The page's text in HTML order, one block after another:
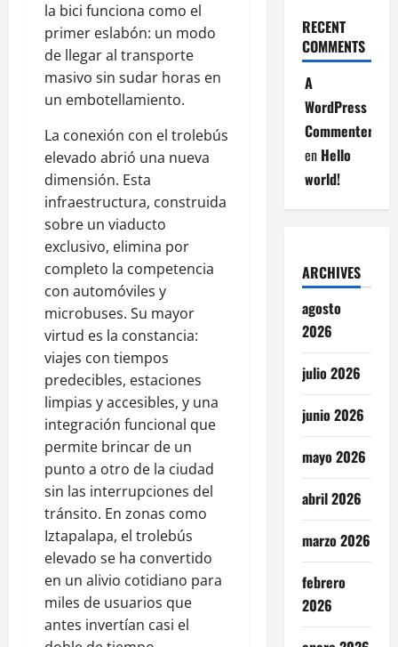
la bici funciona como el
primer eslabón: un modo
de llegar al transporte
masivo sin sudar horas en
un embotellamiento.
La conexión con el trolebús
elevado abrió una nueva
dimensión. Esta
infraestructura, construida
sobre un viaducto
exclusivo, elimina por
completo la competencia
con automóviles y
microbuses. Su mayor
virtud es la constancia:
viajes con tiempos
predecibles, estaciones
limpias y accesibles, y una
integración funcional que
permite brincar de un
punto a otro de la ciudad
sin las interrupciones del
tránsito. En zonas como
Iztapalapa, el trolebús
elevado se ha convertido
en un alivio cotidiano para
miles de usuarios que
antes invertían casi el
RECENT
COMMENTS
A
WordPress
Commenter
en Hello
world!
ARCHIVES
agosto
2026
julio 2026
junio 2026
mayo 2026
abril 2026
marzo 2026
febrero
2026